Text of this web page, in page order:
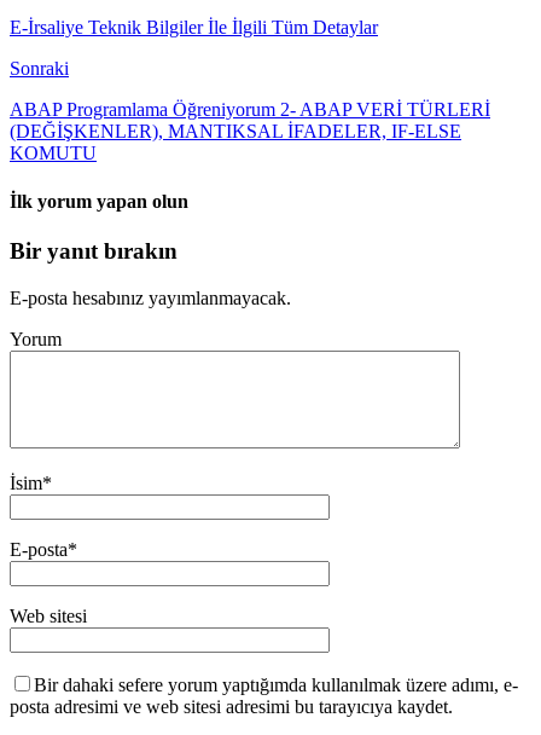
E-İrsaliye Teknik Bilgiler İle İlgili Tüm Detaylar
Sonraki
ABAP Programlama Öğreniyorum 2- ABAP VERİ TÜRLERİ
(DEĞİŞKENLER), MANTIKSAL İFADELER, IF-ELSE
KOMUTU
İlk yorum yapan olun
Bir yanıt bırakın
E-posta hesabınız yayımlanmayacak.
Yorum
İsim*
E-posta*
Web sitesi
Bir dahaki sefere yorum yaptığımda kullanılmak üzere adımı, e-
posta adresimi ve web sitesi adresimi bu tarayıcıya kaydet.